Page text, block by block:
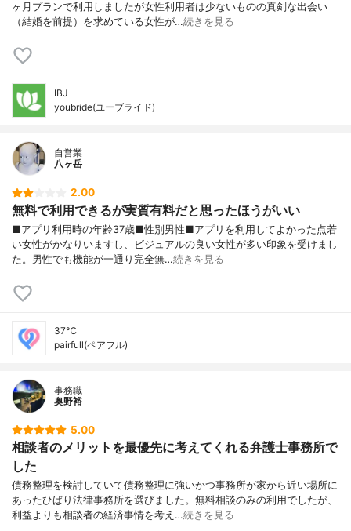
ヶ月プランで利用しましたが女性利用者は少ないものの真剣な出会い
（結婚を前提）を求めている女性が…続きを見る
IBJ
youbride(ユーブライド)
自営業
八ヶ岳
2.00
無料で利用できるが実質有料だと思ったほうがいい
■アプリ利用時の年齢37歳■性別男性■アプリを利用してよかった点若
い女性がかなりいますし、ビジュアルの良い女性が多い印象を受けまし
た。男性でも機能が一通り完全無…続きを見る
37℃
pairfull(ペアフル)
事務職
奥野裕
5.00
相談者のメリットを最優先に考えてくれる弁護士事務所で
した
債務整理を検討していて債務整理に強いかつ事務所が家から近い場所に
あったひばり法律事務所を選びました。無料相談のみの利用でしたが、
利益よりも相談者の経済事情を考え…続きを見る